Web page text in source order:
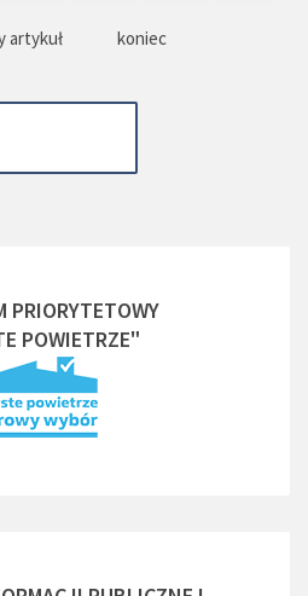
artykuł koniec
PRIORYTETOWY
POWIETRZE"